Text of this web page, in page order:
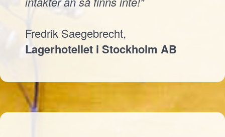
Fredrik Saegebrecht,
Lagerhotellet i Stockholm AB